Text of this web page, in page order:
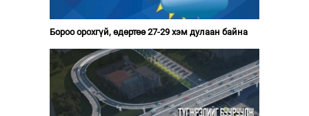
Бороо орохгүй, өдөртөө 27-29 хэм дулаан байна